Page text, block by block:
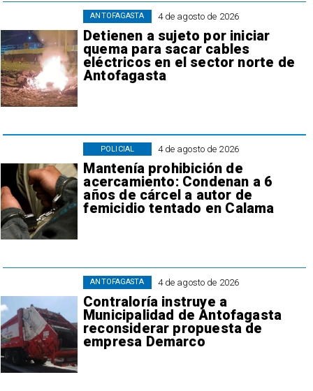
4 de agosto de 2026
Detienen a sujeto por iniciar
quema para sacar cables
eléctricos en el sector norte de
Antofagasta
ANTOFAGASTA
4 de agosto de 2026
Mantenía prohibición de
acercamiento: Condenan a 6
años de cárcel a autor de
femicidio tentado en Calama
POLICIAL
4 de agosto de 2026
Contraloría instruye a
Municipalidad de Antofagasta
reconsiderar propuesta de
empresa Demarco
ANTOFAGASTA